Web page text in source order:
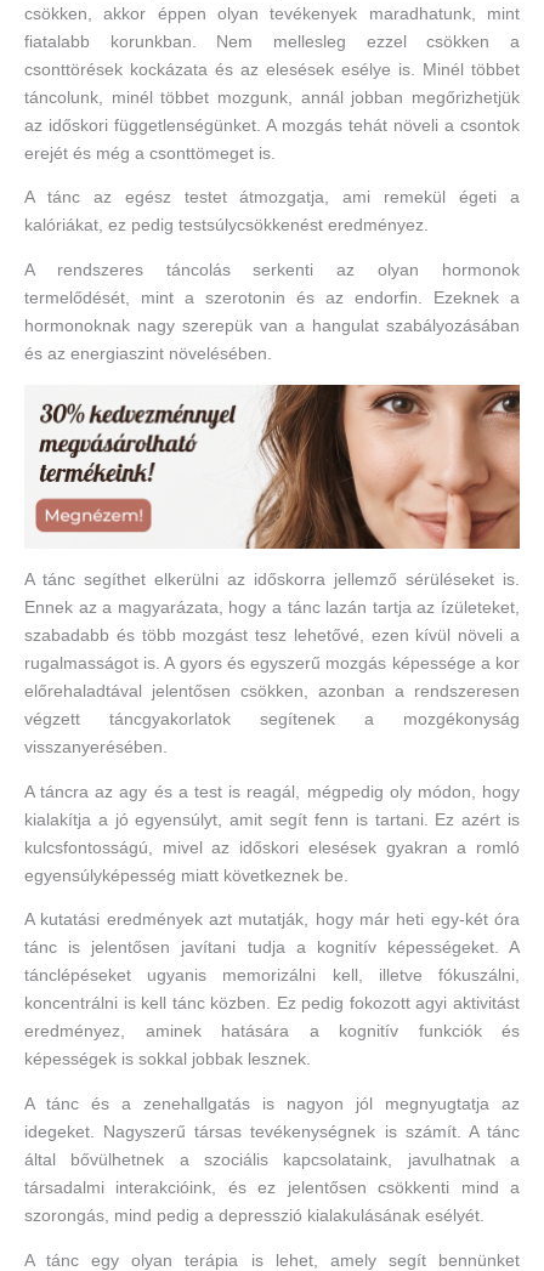
csökken, akkor éppen olyan tevékenyek maradhatunk, mint
fiatalabb korunkban. Nem mellesleg ezzel csökken a
csonttörések kockázata és az elesések esélye is. Minél többet
táncolunk, minél többet mozgunk, annál jobban megőrizhetjük
az időskori függetlenségünket. A mozgás tehát növeli a csontok
erejét és még a csonttömeget is.
A tánc az egész testet átmozgatja, ami remekül égeti a
kalóriákat, ez pedig testsúlycsökkenést eredményez.
A rendszeres táncolás serkenti az olyan hormonok
termelődését, mint a szerotonin és az endorfin. Ezeknek a
hormonoknak nagy szerepük van a hangulat szabályozásában
és az energiaszint növelésében.
A tánc segíthet elkerülni az időskorra jellemző sérüléseket is.
Ennek az a magyarázata, hogy a tánc lazán tartja az ízületeket,
szabadabb és több mozgást tesz lehetővé, ezen kívül növeli a
rugalmasságot is. A gyors és egyszerű mozgás képessége a kor
előrehaladtával jelentősen csökken, azonban a rendszeresen
végzett táncgyakorlatok segítenek a mozgékonyság
visszanyerésében.
A táncra az agy és a test is reagál, mégpedig oly módon, hogy
kialakítja a jó egyensúlyt, amit segít fenn is tartani. Ez azért is
kulcsfontosságú, mivel az időskori elesések gyakran a romló
egyensúlyképesség miatt következnek be.
A kutatási eredmények azt mutatják, hogy már heti egy-két óra
tánc is jelentősen javítani tudja a kognitív képességeket. A
tánclépéseket ugyanis memorizálni kell, illetve fókuszálni,
koncentrálni is kell tánc közben. Ez pedig fokozott agyi aktivitást
eredményez, aminek hatására a kognitív funkciók és
képességek is sokkal jobbak lesznek.
A tánc és a zenehallgatás is nagyon jól megnyugtatja az
idegeket. Nagyszerű társas tevékenységnek is számít. A tánc
által bővülhetnek a szociális kapcsolataink, javulhatnak a
társadalmi interakcióink, és ez jelentősen csökkenti mind a
szorongás, mind pedig a depresszió kialakulásának esélyét.
A tánc egy olyan terápia is lehet, amely segít bennünket